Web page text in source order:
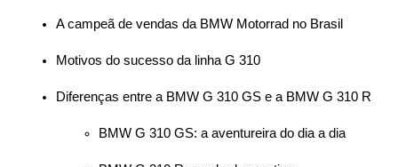
A campeã de vendas da BMW Motorrad no Brasil
Motivos do sucesso da linha G 310
Diferenças entre a BMW G 310 GS e a BMW G 310 R
BMW G 310 GS: a aventureira do dia a dia